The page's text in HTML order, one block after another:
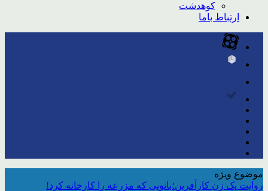
کوهدشت
ارتباط باما
موضوع ویژه
روایت یک زن کارآفرین؛بانویی که مزرعه را کارخانه کرد!